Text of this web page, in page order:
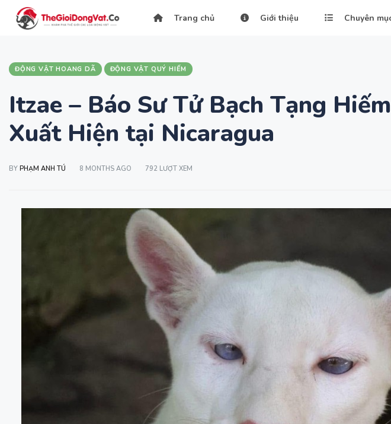
Trang chủ Giới thiệu Chuyên
ĐỘNG VẬT HOANG DÃ ĐỘNG VẬT QUÝ HIẾM
Itzae – Báo Sư Tử Bạch Tạng
Xuất Hiện tại Nicaragua
BY PHẠM ANH TÚ 8 MONTHS AGO 792 LƯỢT XEM